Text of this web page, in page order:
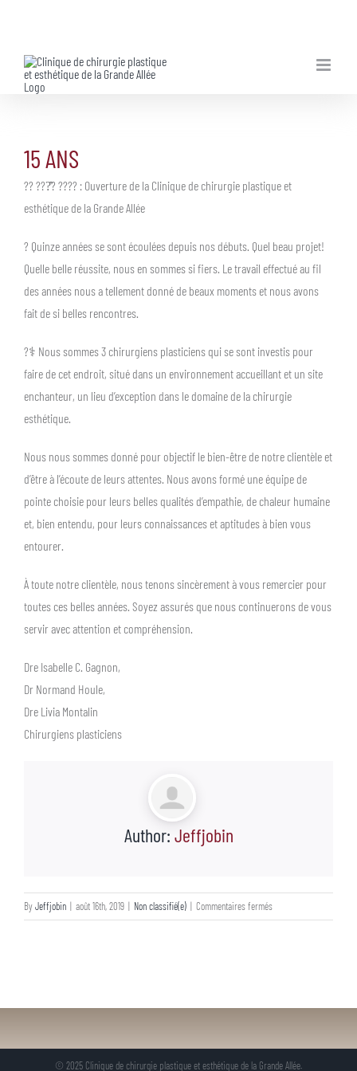
content
15 ANS
?? ???̂? ???? : Ouverture de la Clinique de chirurgie plastique et
esthétique de la Grande Allée
? Quinze années se sont écoulées depuis nos débuts. Quel beau projet!
Quelle belle réussite, nous en sommes si fiers. Le travail effectué au fil
des années nous a tellement donné de beaux moments et nous avons
fait de si belles rencontres.
?‍⚕️ Nous sommes 3 chirurgiens plasticiens qui se sont investis pour
faire de cet endroit, situé dans un environnement accueillant et un site
enchanteur, un lieu d’exception dans le domaine de la chirurgie
esthétique.
Nous nous sommes donné pour objectif le bien-être de notre clientèle et
d’être à l’écoute de leurs attentes. Nous avons formé une équipe de
pointe choisie pour leurs belles qualités d’empathie, de chaleur humaine
et, bien entendu, pour leurs connaissances et aptitudes à bien vous
entourer.
À toute notre clientèle, nous tenons sincèrement à vous remercier pour
toutes ces belles années. Soyez assurés que nous continuerons de vous
servir avec attention et compréhension.
Dre Isabelle C. Gagnon,
Dr Normand Houle,
Dre Livia Montalin
Chirurgiens plasticiens
Author: Jeffjobin
ByJeffjobin | août 16th, 2019 | Non classifié(e) | Commentaires ferméssur
15
© 2025 Clinique de chirurgie plastique et esthétique de la Grande Allée.